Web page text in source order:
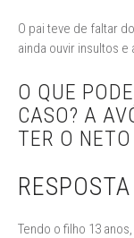
O pai teve de faltar
ainda ouvir insultos
O QUE
CASO? A
TER O
RESPOSTA
Tendo o filho 13